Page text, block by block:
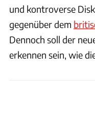
und kontroverse
gegenüber dem
Dennoch soll der
erkennen sein, wie